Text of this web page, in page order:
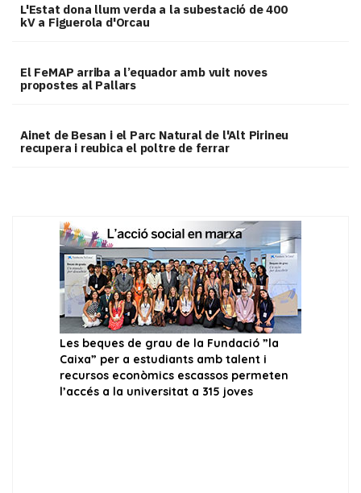
L'Estat dona llum verda a la subestació de 400
kV a Figuerola d'Orcau
El FeMAP arriba a l’equador amb vuit noves
propostes al Pallars
Ainet de Besan i el Parc Natural de l'Alt Pirineu
recupera i reubica el poltre de ferrar